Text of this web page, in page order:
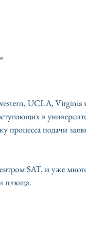
UCLA,
в
процесса подачи
SAT, и уже
плюща.